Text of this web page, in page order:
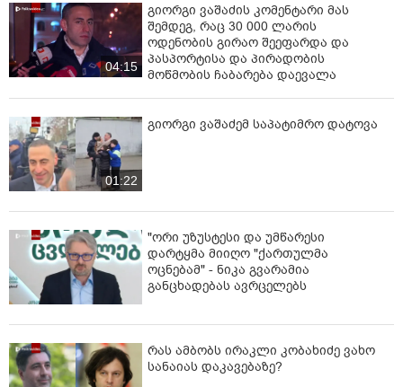
04:15
გიორგი ვაშაძის კომენტარი მას
შემდეგ, რაც 30 000 ლარის
ოდენობის გირაო შეეფარდა და
პასპორტისა და პირადობის
მოწმობის ჩაბარება დაევალა
01:22
გიორგი ვაშაძემ საპატიმრო დატოვა
"ორი უზუსტესი და უმწარესი
დარტყმა მიიღო "ქართულმა
ოცნებამ" - ნიკა გვარამია
განცხადებას ავრცელებს
რას ამბობს ირაკლი კობახიძე ვახო
სანაიას დაკავებაზე?